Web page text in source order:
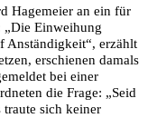
Hagemeier an ein für
„Die Einweihung
Anständigkeit“, erzählt
erschienen damals
bei einer
die Frage: „Seid
traute sich keiner